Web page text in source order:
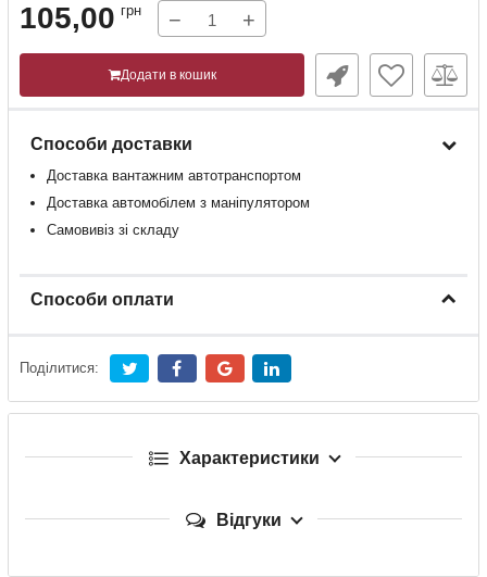
105,00 грн − +
Додати в кошик
Способи доставки
Доставка вантажним автотранспортом
Доставка автомобілем з маніпулятором
Самовивіз зі складу
Способи оплати
Поділитися:
Характеристики
Відгуки